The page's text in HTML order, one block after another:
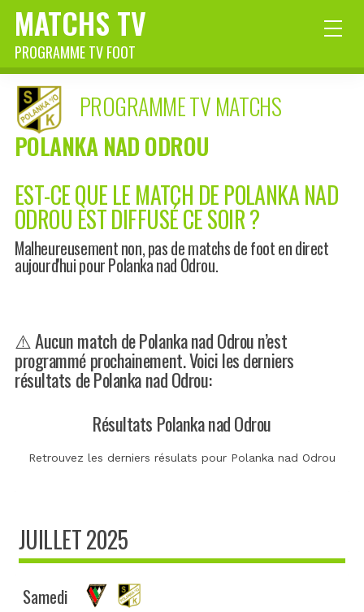
MATCHS TV
PROGRAMME TV FOOT
PROGRAMME TV MATCHS
POLANKA NAD ODROU
EST-CE QUE LE MATCH DE POLANKA NAD
ODROU EST DIFFUSÉ CE SOIR ?
Malheureusement non, pas de matchs de foot en direct
aujourd'hui pour Polanka nad Odrou.
⚠️ Aucun match de Polanka nad Odrou n’est
programmé prochainement. Voici les derniers
résultats de Polanka nad Odrou:
Résultats Polanka nad Odrou
Retrouvez les derniers résulats pour Polanka nad Odrou
JUILLET 2025
Samedi